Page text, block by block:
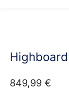
849,99 €